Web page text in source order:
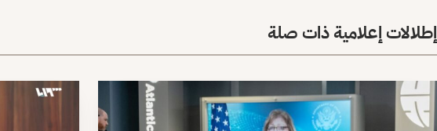
إطلالات إعلامية ذات صلة